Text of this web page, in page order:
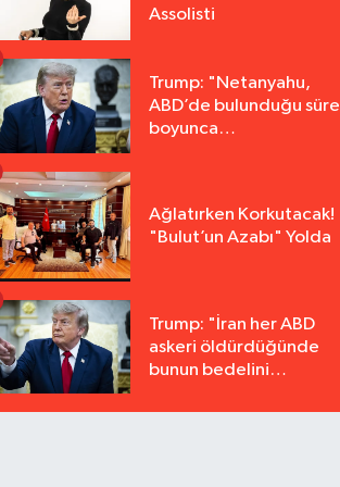
Assolisti
Trump: "Netanyahu,
ABD’de bulunduğu süre
boyunca
Ağlatırken Korkutacak!
"Bulut’un Azabı" Yolda
Trump: "İran her ABD
askeri öldürdüğünde
bunun bedelini